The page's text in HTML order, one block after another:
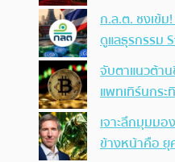
ก.ล.ต. ชงเข้
ดูแลธุรกรรม
จับตาแนวต้า
แพทเทิร์นกร
เจาะลึกมุมมอ
ข้างหน้าคือ ยุ